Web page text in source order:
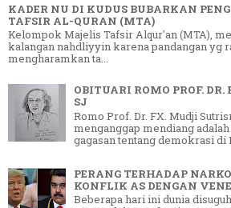
KADER NU DI KUDUS BUBARKAN
TAFSIR AL-QURAN (MTA)
Kelompok Majelis Tafsir Alqur'an (MTA),
kalangan nahdliyyin karena pandangan yg
mengharamkan ta...
OBITUARI ROMO PROF.
SJ
Romo Prof. Dr. FX. Mudji
menganggap mendiang
gagasan tentang demokrasi di
PERANG TERHADAP
KONFLIK AS DENGAN
Beberapa hari ini dunia